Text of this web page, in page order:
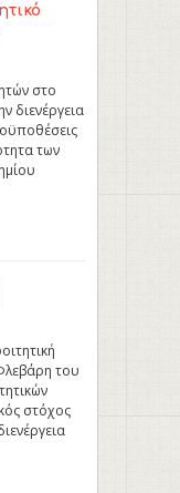
στο
διενέργεια
των
του
στόχος